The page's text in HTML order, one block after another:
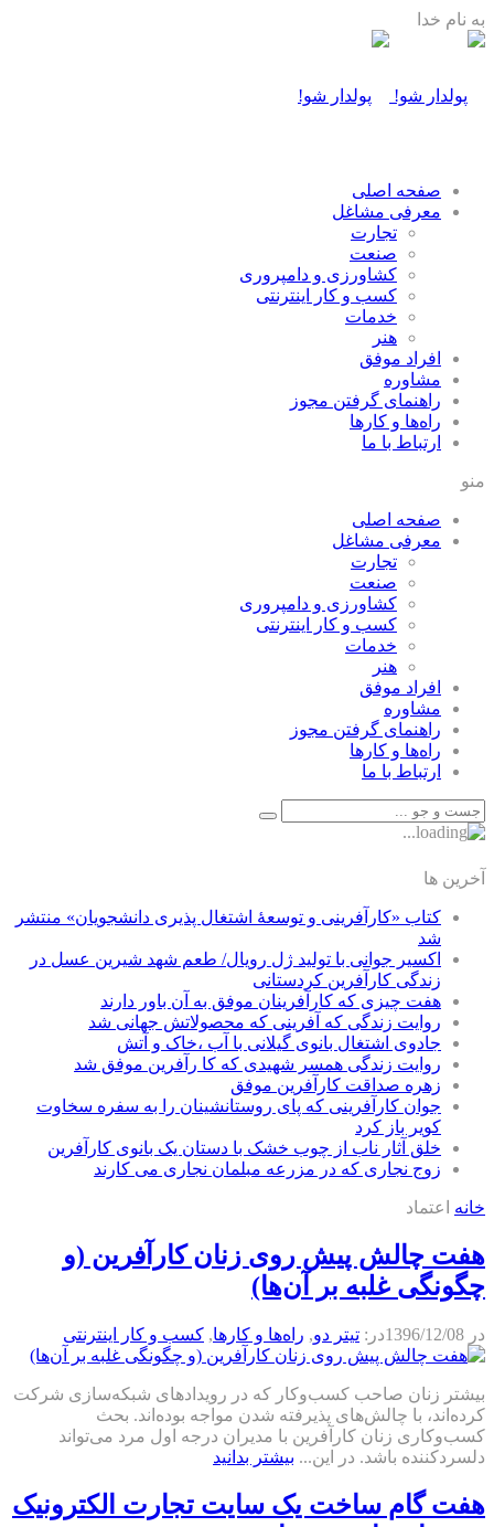
به نام خدا
صفحه اصلی
معرفی مشاغل
تجارت
صنعت
كشاورزی و دامپروری
كسب و كار اينترنتی
خدمات
هنر
افراد موفق
مشاوره
راهنمای گرفتن مجوز
راه‌ها و كارها
ارتباط با ما
منو
صفحه اصلی
معرفی مشاغل
تجارت
صنعت
كشاورزی و دامپروری
كسب و كار اينترنتی
خدمات
هنر
افراد موفق
مشاوره
راهنمای گرفتن مجوز
راه‌ها و كارها
ارتباط با ما
آخرین ها
کتاب «کارآفرینی و توسعۀ اشتغال پذیری دانشجویان» منتشر
شد
اکسیر جوانی با تولید ژل رویال/ طعم شهد شیرین عسل‌ در
زندگی کارآفرین کردستانی
هفت چیزی که کارآفرینان موفق به آن باور دارند
روایت زندگی که آفرینی که محصولاتش جهانی شد
جادوی اشتغال بانوی گیلانی با آب ،خاک و آتش
روایت زندگی همسر شهیدی که کا رآفرین موفق شد
زهره صداقت کارآفرین موفق
جوان کارآفرینی که پای روستانشینان را به سفره سخاوت
کویر باز کرد
خلق آثار ناب از چوب خشک با دستان یک بانوی کارآفرین
زوج نجاری که در مزرعه مبلمان نجاری می کارند
خانه اعتماد
هفت چالش پیش روی زنان کارآفرین (و
چگونگی غلبه بر آن‌ها)
در 1396/12/08در: تیتر دو, راه‌ها و كارها, كسب و كار اينترنتی
بیشتر زنان صاحب کسب‌وکار که در رویدادهای شبکه‌سازی شرکت
کرده‌اند، با چالش‌های پذیرفته شدن مواجه بوده‌اند. بحث
کسب‌وکاری زنان کارآفرین با مدیران درجه اول مرد می‌تواند
دلسردکننده باشد. در این... بیشتر بدانید
هفت گام ساخت یک سایت تجارت الکترونیک